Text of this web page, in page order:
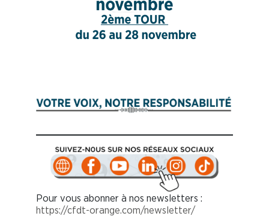
Pour vous abonner à nos newsletters :
https://cfdt-orange.com/newsletter/